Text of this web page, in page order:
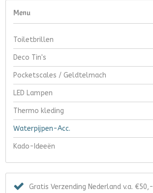
Menu
Toiletbrillen
Deco Tin's
Pocketscales / Geldtelmach
LED Lampen
Thermo kleding
Waterpijpen-Acc.
Kado-Ideeën
Gratis Verzending Nederland v.a. €50,-